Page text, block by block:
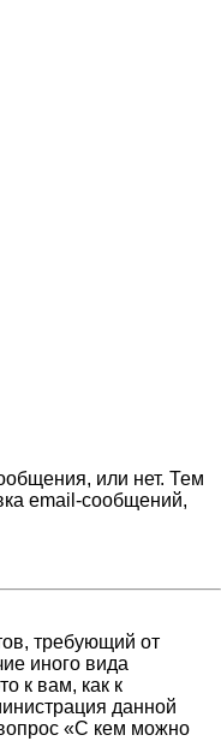
или нет. Тем
email-сообщений,
требующий от
иного вида
к вам, как к
данной
«С кем можно